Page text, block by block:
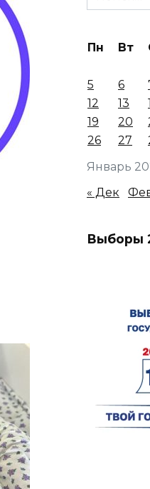
for:
Январь
Пн Вт
5
6
12
13
19
20
26
27
« Дек
Выборы